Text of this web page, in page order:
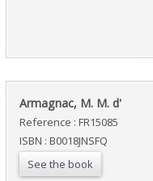
‎Armagnac, M. M. d' ‎
Reference : FR15085
ISBN : B0018JNSFQ
See the book